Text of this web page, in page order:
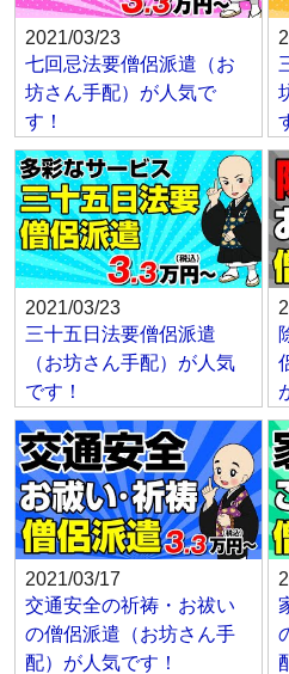
2021/03/23
七回忌法要僧侶派遣（お
坊さん手配）が人気で
す！
2021/03/23
三十五日法要僧侶派遣
（お坊さん手配）が人気
です！
2021/03/17
交通安全の祈祷・お祓い
の僧侶派遣（お坊さん手
配）が人気です！